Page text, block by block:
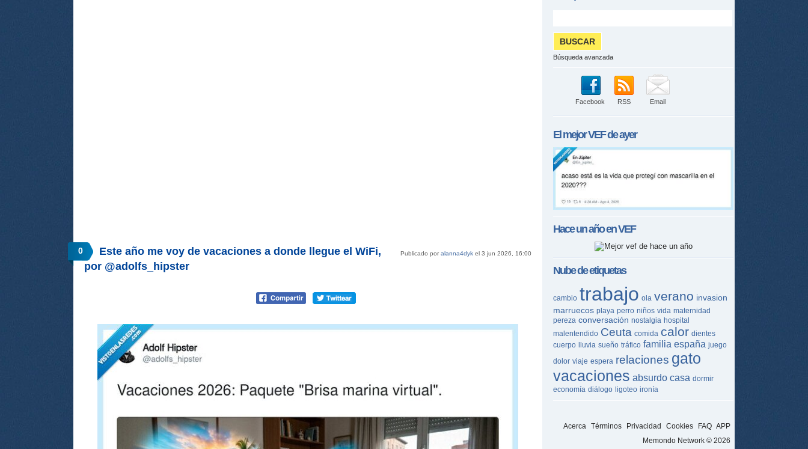
0 Publicado poralanna4dyk el 3 jun 2026, 16:00
Este año me voy de vacaciones a donde llegue el WiFi,
por @adolfs_hipster
Búsqueda avanzada
Facebook RSS Email
El mejorVEFde ayer
Hace un año enVEF
Nube de etiquetas
cambio trabajo ola verano invasion
marruecos playa perro niños vida maternidad
pereza conversación nostalgia hospital
malentendido Ceuta comida calor dientes
cuerpo lluvia sueño tráfico familia españa juego
dolor viaje espera relaciones gato
vacaciones absurdo casa dormir
economía diálogo ligoteo ironía
Acerca Términos Privacidad Cookies FAQ APP
Memondo Network © 2026